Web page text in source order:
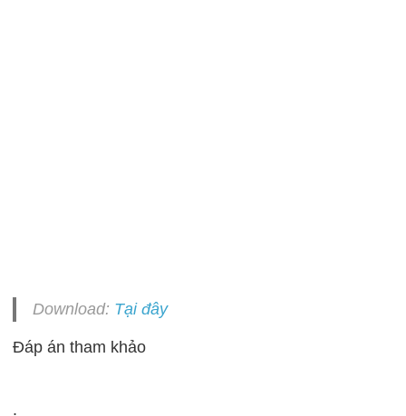
Download: Tại đây
Đáp án tham khảo
.